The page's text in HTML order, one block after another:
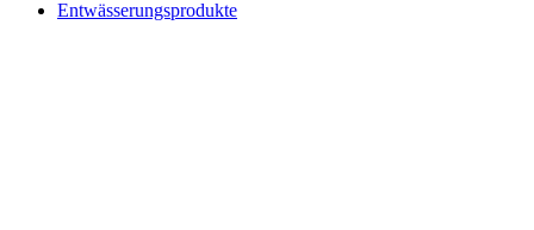
Entwässerungsprodukte